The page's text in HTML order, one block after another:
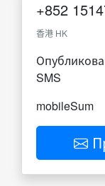
+852
香港 HK
SMS
mobileSum